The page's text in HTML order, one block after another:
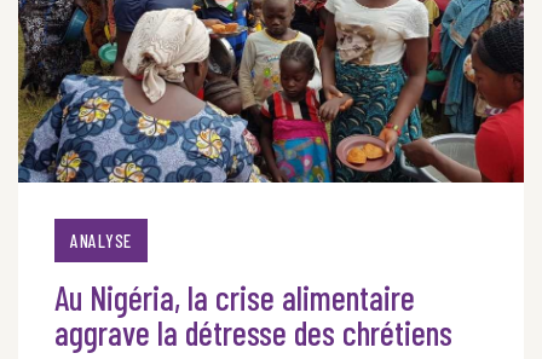
ANALYSE
Au Nigéria, la crise alimentaire
aggrave la détresse des chrétiens